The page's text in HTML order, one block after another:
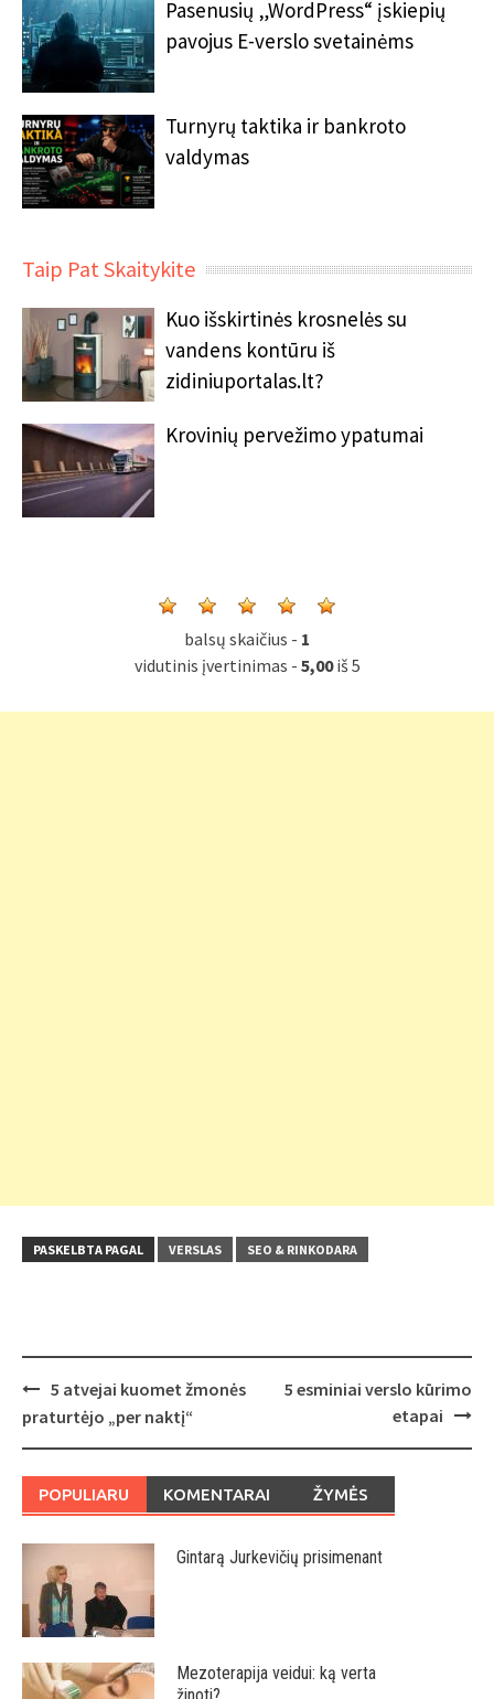
Pasenusių „WordPress“ įskiepių
pavojus E-verslo svetainėms
Turnyrų taktika ir bankroto
valdymas
Taip Pat Skaitykite
Kuo išskirtinės krosnelės su
vandens kontūru iš
zidiniuportalas.lt?
Krovinių pervežimo ypatumai
balsų skaičius - 1
vidutinis įvertinimas - 5,00iš 5
PASKELBTA PAGAL VERSLAS SEO & RINKODARA
Post
navigation
5 atvejai kuomet žmonės
praturtėjo „per naktį“
5 esminiai verslo kūrimo
etapai
POPULIARU KOMENTARAI ŽYMĖS
Gintarą Jurkevičių prisimenant
Mezoterapija veidui: ką verta
žinoti?